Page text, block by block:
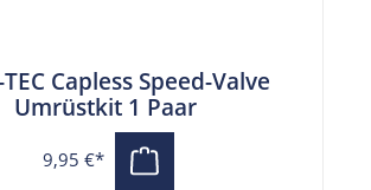
Capless Speed-Valve
Umrüstkit 1 Paar
9,95 €*